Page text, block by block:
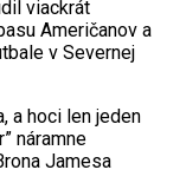
viackrát
Američanov a
v Severnej
a hoci len jeden
náramne
Jamesa